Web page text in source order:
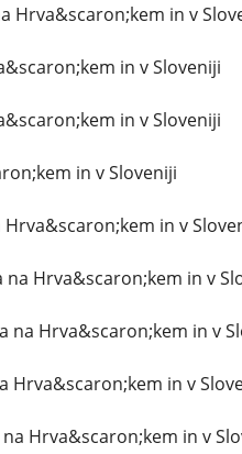
Hrva&scaron;kem in v
in v Sloveniji
in v Sloveniji
in v Sloveniji
in v
Hrva&scaron;kem in v
na Hrva&scaron;kem in v
Hrva&scaron;kem in v
Hrva&scaron;kem in v